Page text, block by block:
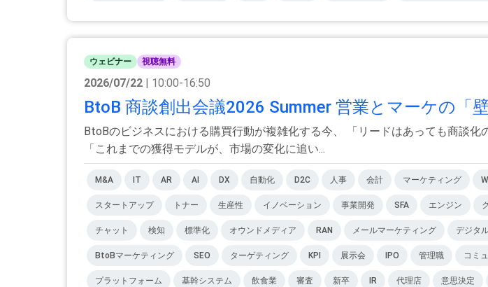
ウェビナー 視聴無料
2026/07/22 | 10:00-16:50
BtoB 商談創出会議2026 Summer 営業とマーケの「
BtoBのビジネスにおける購買行動が複雑化する今、 「リードはあっても商談
「これまでの獲得モデルが、市場の変化に追い...
M&A IT AR AI DX 自動化 D2C 人事 会計 マーケティング
スタートアップ トナー 生産性 イノベーション 事業開発 SFA エンジン
チャット 検知 標準化 オウンドメディア RAN メールマーケティング デジタ
BtoBマーケティング SEO ターゲティング KPI 展示会 IPO 管理職 コミ
プラットフォーム 基幹システム 飲食業 審査 新卒 IR 代理店 意思決定